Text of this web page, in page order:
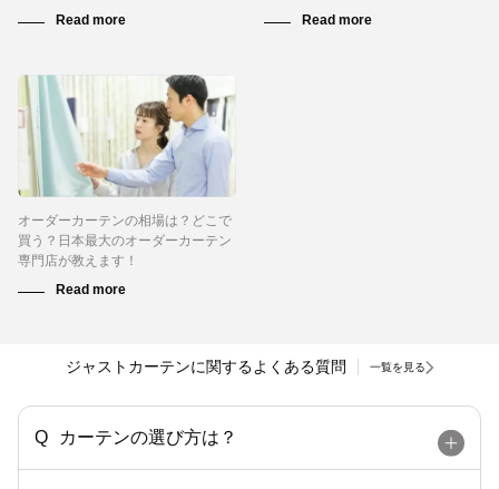
オーダーカーテンの相場は？どこで
買う？日本最大のオーダーカーテン
専門店が教えます！
ジャストカーテンに関するよくある質問 一覧を見る
カーテンの選び方は？